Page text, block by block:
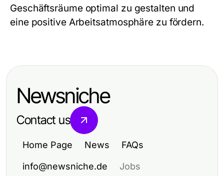
Geschäftsräume optimal zu gestalten und
eine positive Arbeitsatmosphäre zu fördern.
Newsniche
Contact us
Home Page News FAQs
info@newsniche.de Jobs